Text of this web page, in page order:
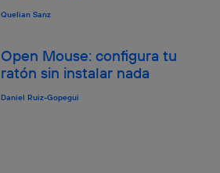
Quelian Sanz
Open Mouse: configura tu
ratón sin instalar nada
Daniel Ruiz-Gopegui